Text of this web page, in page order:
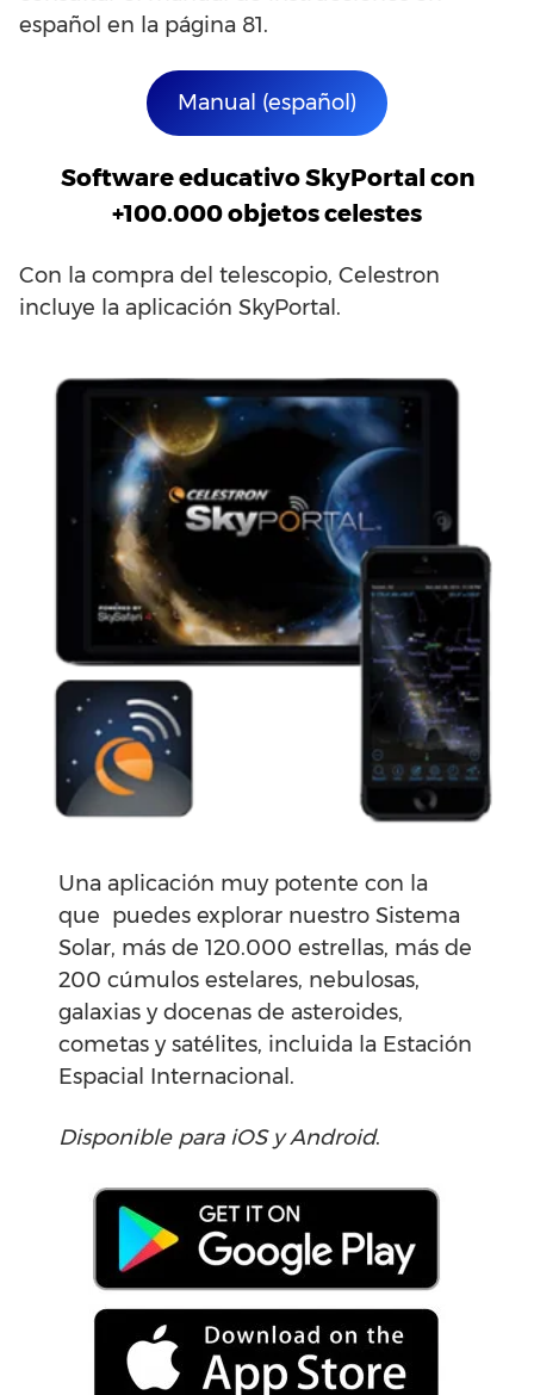
español en la página 81.
Manual (español)
Software educativo SkyPortal con
+100.000 objetos celestes
Con la compra del telescopio, Celestron
incluye la aplicación SkyPortal.
Una aplicación muy potente con la
que puedes explorar nuestro Sistema
Solar, más de 120.000 estrellas, más de
200 cúmulos estelares, nebulosas,
galaxias y docenas de asteroides,
cometas y satélites, incluida la Estación
Espacial Internacional.
Disponible para iOS y Android.